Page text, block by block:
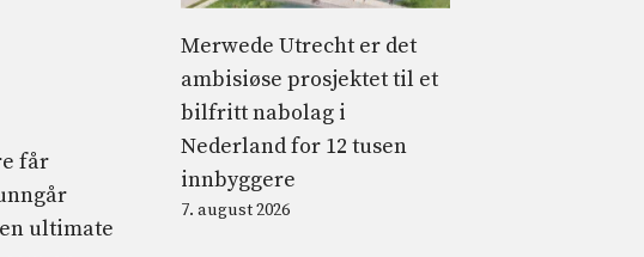
får
ultimate
Merwede Utrecht er det
ambisiøse prosjektet til et
bilfritt nabolag i
Nederland for 12 tusen
innbyggere
7. august 2026